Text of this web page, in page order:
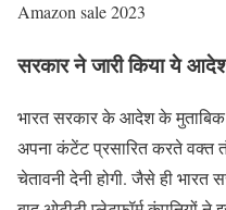
Amazon sale 2023
सरकार ने जारी किया ये
भारत सरकार के आदेश के मुताबिक
अपना कंटेंट प्रसारित करते वक्त
चेतावनी देनी होगी. जैसे ही